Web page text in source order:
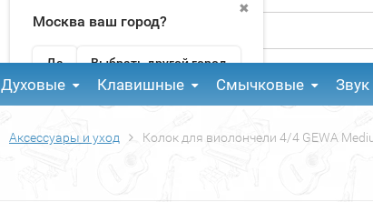
✖
Москва ваш город?
Да Выбрать другой город
Духовые Клавишные Смычковые Звук
Аксессуары и уход Колок для виолончели 4/4 GEWA